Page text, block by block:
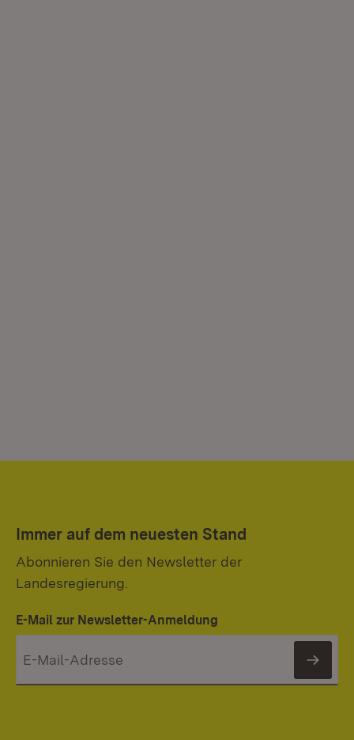
Immer auf dem neuesten Stand
Abonnieren Sie den Newsletter der
Landesregierung.
E-Mail zur Newsletter-Anmeldung